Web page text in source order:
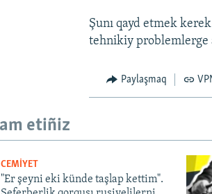
Şunı qayd etmek
tehnikiy problemlerge
Paylaşmaq
etiñiz
CEMİYET
"Er şeyni eki künde taşlap kettim".